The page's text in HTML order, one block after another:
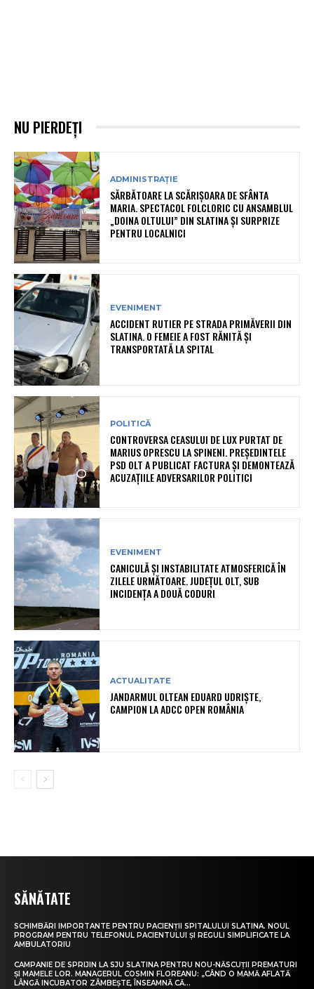
NU PIERDEȚI
ADMINISTRAȚIE
SĂRBĂTOARE LA SCĂRIȘOARA DE SFÂNTA
MARIA. SPECTACOL FOLCLORIC CU ANSAMBLUL
„DOINA OLTULUI” DIN SLATINA ȘI SURPRIZE
PENTRU LOCALNICI
EVENIMENT
ACCIDENT RUTIER PE STRADA PRIMĂVERII DIN
SLATINA. O FEMEIE A FOST RĂNITĂ ȘI
TRANSPORTATĂ LA SPITAL
POLITICĂ
CONTROVERSA CEASULUI DE LUX PURTAT DE
MARIUS OPRESCU LA SPINENI. PREȘEDINTELE
PSD OLT A PUBLICAT FACTURA ȘI DEMONTEAZĂ
ACUZAȚIILE ADVERSARILOR POLITICI
EVENIMENT
CANICULĂ ȘI INSTABILITATE ATMOSFERICĂ ÎN
ZILELE URMĂTOARE. JUDEȚUL OLT, SUB
INCIDENȚA A DOUĂ CODURI
ACTUALITATE
JANDARMUL OLTEAN EDUARD UDRIȘTE,
CAMPION LA ADCC OPEN ROMÂNIA
SĂNĂTATE
SCHIMBĂRI IMPORTANTE PENTRU PACIENȚII SPITALULUI SLATINA. NOUL
PROGRAM PENTRU TELEFONUL PACIENTULUI ȘI REGULI SIMPLIFICATE LA
AMBULATORIU
CAMPANIE DE SPRIJIN LA SJU SLATINA PENTRU NOU-NĂSCUȚII PREMATURI
ȘI MAMELE LOR. MANAGERUL COSMIN FLOREANU: „CÂND O MAMĂ AFLATĂ
LÂNGĂ INCUBATOR ZÂMBEȘTE, ÎNSEAMNĂ CĂ...